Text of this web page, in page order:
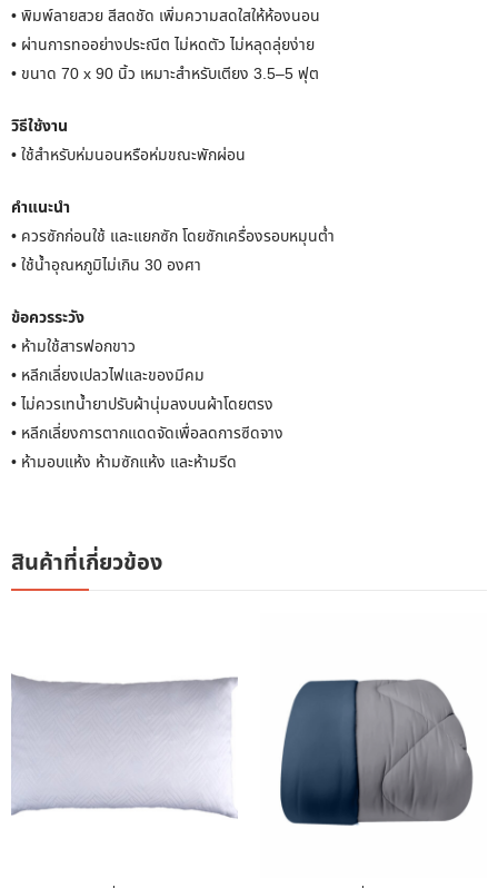
• พิมพ์ลายสวย สีสดชัด เพิ่มความสดใสให้ห้องนอน
• ผ่านการทออย่างประณีต ไม่หดตัว ไม่หลุดลุ่ยง่าย
• ขนาด 70 x 90 นิ้ว เหมาะสำหรับเตียง 3.5–5 ฟุต
วิธีใช้งาน
• ใช้สำหรับห่มนอนหรือห่มขณะพักผ่อน
คำแนะนำ
• ควรซักก่อนใช้ และแยกซัก โดยซักเครื่องรอบหมุนต่ำ
• ใช้น้ำอุณหภูมิไม่เกิน 30 องศา
ข้อควรระวัง
• ห้ามใช้สารฟอกขาว
• หลีกเลี่ยงเปลวไฟและของมีคม
• ไม่ควรเทน้ำยาปรับผ้านุ่มลงบนผ้าโดยตรง
• หลีกเลี่ยงการตากแดดจัดเพื่อลดการซีดจาง
• ห้ามอบแห้ง ห้ามซักแห้ง และห้ามรีด
สินค้าที่เกี่ยวข้อง